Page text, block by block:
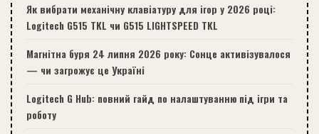
Як вибрати механічну клавіатуру для ігор у 2026 році:
Logitech G515 TKL чи G515 LIGHTSPEED TKL
Магнітна буря 24 липня 2026 року: Сонце активізувалося
— чи загрожує це Україні
Logitech G Hub: повний гайд по налаштуванню під ігри та
роботу